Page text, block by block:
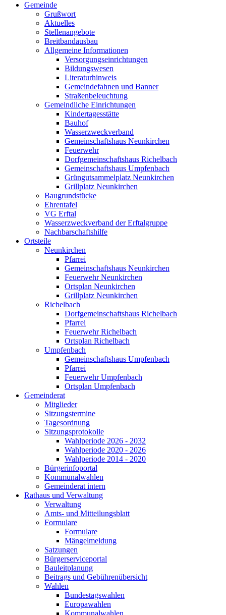
Gemeinde
Grußwort
Aktuelles
Stellenangebote
Breitbandausbau
Allgemeine Informationen
Versorgungseinrichtungen
Bildungswesen
Literaturhinweis
Gemeindefahnen und Banner
Straßenbeleuchtung
Gemeindliche Einrichtungen
Kindertagesstätte
Bauhof
Wasserzweckverband
Gemeinschaftshaus Neunkirchen
Feuerwehr
Dorfgemeinschaftshaus Richelbach
Gemeinschaftshaus Umpfenbach
Grüngutsammelplatz Neunkirchen
Grillplatz Neunkirchen
Baugrundstücke
Ehrentafel
VG Erftal
Wasserzweckverband der Erftalgruppe
Nachbarschaftshilfe
Ortsteile
Neunkirchen
Pfarrei
Gemeinschaftshaus Neunkirchen
Feuerwehr Neunkirchen
Ortsplan Neunkirchen
Grillplatz Neunkirchen
Richelbach
Dorfgemeinschaftshaus Richelbach
Pfarrei
Feuerwehr Richelbach
Ortsplan Richelbach
Umpfenbach
Gemeinschaftshaus Umpfenbach
Pfarrei
Feuerwehr Umpfenbach
Ortsplan Umpfenbach
Gemeinderat
Mitglieder
Sitzungstermine
Tagesordnung
Sitzungsprotokolle
Wahlperiode 2026 - 2032
Wahlperiode 2020 - 2026
Wahlperiode 2014 - 2020
Bürgerinfoportal
Kommunalwahlen
Gemeinderat intern
Rathaus und Verwaltung
Verwaltung
Amts- und Mitteilungsblatt
Formulare
Formulare
Mängelmeldung
Satzungen
Bürgerserviceportal
Bauleitplanung
Beitrags und Gebührenübersicht
Wahlen
Bundestagswahlen
Europawahlen
Kommunalwahlen